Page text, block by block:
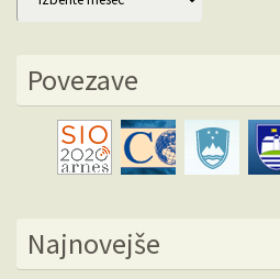
Povezave
Najnovejše